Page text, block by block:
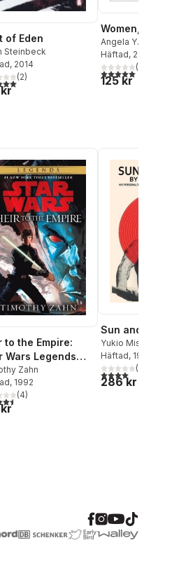
of Eden
Steinbeck
, 2014
5 stjärnor. Totalt antal röster:
(2)
kr
Women, Race
Angela Y. Davis
Häftad, 2019
5,0utav 5(
125 kr
to the Empire:
Wars Legends
Thrawn Trilogy)
Zahn
, 1992
5 stjärnor. Totalt antal röster:
(4)
kr
Sun and Steel
Yukio Mishima
Häftad, 1970
4,0utav 5(
286 kr